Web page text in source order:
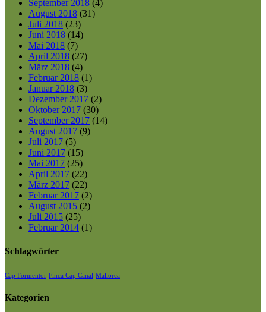
September 2018 (4)
August 2018 (31)
Juli 2018 (23)
Juni 2018 (14)
Mai 2018 (7)
April 2018 (27)
März 2018 (4)
Februar 2018 (1)
Januar 2018 (3)
Dezember 2017 (2)
Oktober 2017 (30)
September 2017 (14)
August 2017 (9)
Juli 2017 (5)
Juni 2017 (15)
Mai 2017 (25)
April 2017 (22)
März 2017 (22)
Februar 2017 (2)
August 2015 (2)
Juli 2015 (25)
Februar 2014 (1)
Schlagwörter
Cap Formentor Finca Cap Canal Mallorca
Kategorien